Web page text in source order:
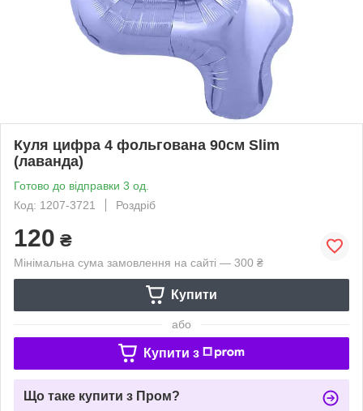
Куля цифра 4 фольгована 90см Slim
(лаванда)
Готово до відправки 3 од.
Код: 1207-3721
Роздріб
120 ₴
Мінімальна сума замовлення на сайті — 300 ₴
Купити
або
Купити з
Що таке купити з Пром?